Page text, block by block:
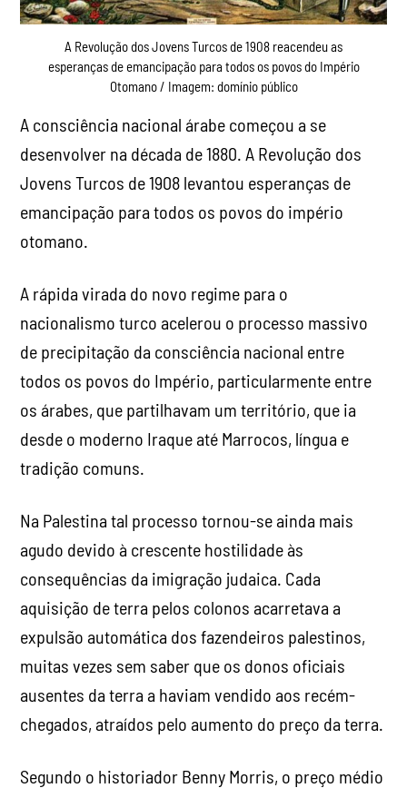
A Revolução dos Jovens Turcos de 1908 reacendeu as
esperanças de emancipação para todos os povos do Império
Otomano / Imagem: domínio público
A consciência nacional árabe começou a se
desenvolver na década de 1880. A Revolução dos
Jovens Turcos de 1908 levantou esperanças de
emancipação para todos os povos do império
otomano.
A rápida virada do novo regime para o
nacionalismo turco acelerou o processo massivo
de precipitação da consciência nacional entre
todos os povos do Império, particularmente entre
os árabes, que partilhavam um território, que ia
desde o moderno Iraque até Marrocos, língua e
tradição comuns.
Na Palestina tal processo tornou-se ainda mais
agudo devido à crescente hostilidade às
consequências da imigração judaica. Cada
aquisição de terra pelos colonos acarretava a
expulsão automática dos fazendeiros palestinos,
muitas vezes sem saber que os donos oficiais
ausentes da terra a haviam vendido aos recém-
chegados, atraídos pelo aumento do preço da terra.
Segundo o historiador Benny Morris, o preço médio